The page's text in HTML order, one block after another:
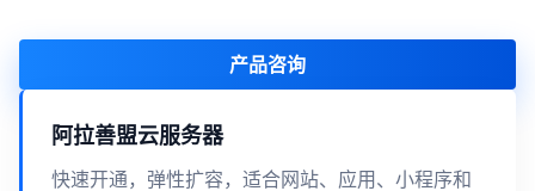
产品咨询
阿拉善盟云服务器
快速开通，弹性扩容，适合网站、应用、小程序和